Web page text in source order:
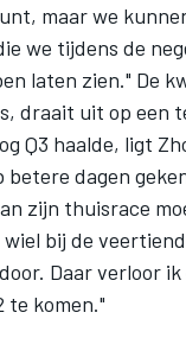
maar we
we tijdens de
laten zien." De
draait uit op een
Q3 haalde, ligt
betere dagen
zijn thuisrace
bij de
Daar verloor
te komen."